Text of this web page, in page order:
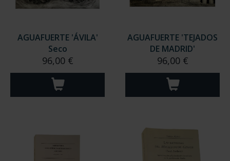
AGUAFUERTE 'ÁVILA'
Seco
96,00 €
AGUAFUERTE 'TEJADOS
DE MADRID'
96,00 €